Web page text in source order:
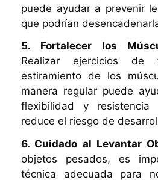
puede ayudar a prevenir
que podrían
5. Fortalecer los
Realizar ejercicios de
estiramiento de los
manera regular puede
flexibilidad y resistencia
reduce el riesgo de
6. Cuidado al Levantar
objetos pesados, es
técnica adecuada para